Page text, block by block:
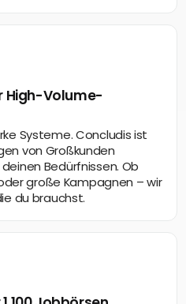
High-Volume-
Systeme. Concludis ist
von Großkunden
Bedürfnissen. Ob
große Kampagnen – wir
du brauchst.